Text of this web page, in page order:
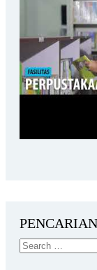
PENCARIAN